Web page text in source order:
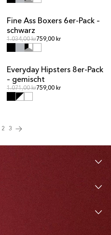
MULTIPACK-ANGEBOT
Fine Ass Boxers 6er-Pack –
schwarz
Normalpreis
1.034,00 krNormalpreis
759,00 kr
MULTIPACK-ANGEBOT
Everyday Hipsters 8er-Pack
– gemischt
Normalpreis
1.071,00 krNormalpreis
759,00 kr
2 3